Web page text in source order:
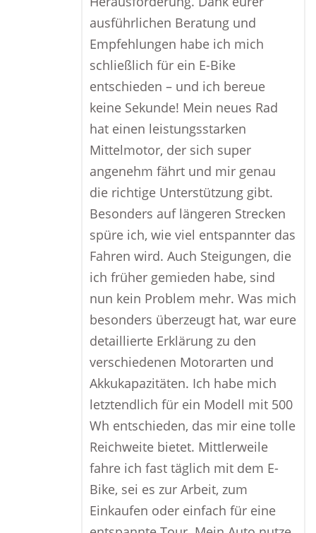
ausführlichen Beratung und
Empfehlungen habe ich mich
schließlich für ein E-Bike
entschieden – und ich bereue
keine Sekunde! Mein neues Rad
hat einen leistungsstarken
Mittelmotor, der sich super
angenehm fährt und mir genau
die richtige Unterstützung gibt.
Besonders auf längeren Strecken
spüre ich, wie viel entspannter das
Fahren wird. Auch Steigungen, die
ich früher gemieden habe, sind
nun kein Problem mehr. Was mich
besonders überzeugt hat, war eure
detaillierte Erklärung zu den
verschiedenen Motorarten und
Akkukapazitäten. Ich habe mich
letztendlich für ein Modell mit 500
Wh entschieden, das mir eine tolle
Reichweite bietet. Mittlerweile
fahre ich fast täglich mit dem E-
Bike, sei es zur Arbeit, zum
Einkaufen oder einfach für eine